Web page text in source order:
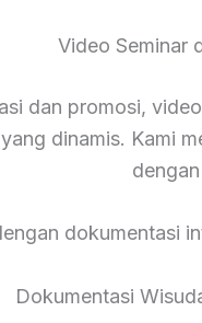
Video Seminar
dan promosi,
dinamis. Kami
dokumentasi
Dokumentasi